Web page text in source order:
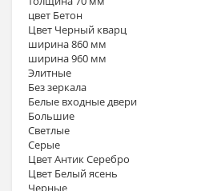
цвет Бетон
Цвет Черный кварц
ширина 860 мм
ширина 960 мм
Элитные
Без зеркала
Белые входные двери
Большие
Светлые
Серые
Цвет Антик Серебро
Цвет Белый ясень
Черные